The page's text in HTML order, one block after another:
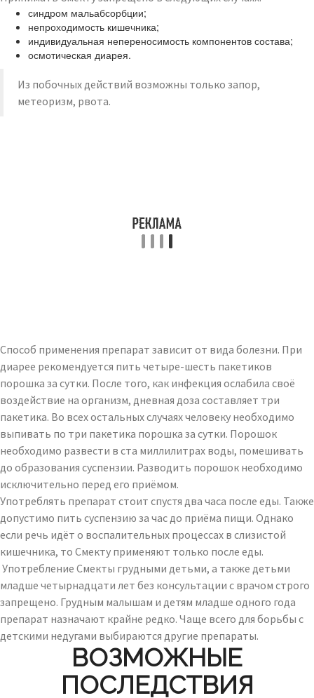
синдром мальабсорбции;
непроходимость кишечника;
индивидуальная непереносимость компонентов состава;
осмотическая диарея.
Из побочных действий возможны только запор,
метеоризм, рвота.
Способ применения препарат зависит от вида болезни. При
диарее рекомендуется пить четыре-шесть пакетиков
порошка за сутки. После того, как инфекция ослабила своё
воздействие на организм, дневная доза составляет три
пакетика. Во всех остальных случаях человеку необходимо
выпивать по три пакетика порошка за сутки. Порошок
необходимо развести в ста миллилитрах воды, помешивать
до образования суспензии. Разводить порошок необходимо
исключительно перед его приёмом.
Употреблять препарат стоит спустя два часа после еды. Также
допустимо пить суспензию за час до приёма пищи. Однако
если речь идёт о воспалительных процессах в слизистой
кишечника, то Смекту применяют только после еды.
Употребление Смекты грудными детьми, а также детьми
младше четырнадцати лет без консультации с врачом строго
запрещено. Грудным малышам и детям младше одного года
препарат назначают крайне редко. Чаще всего для борьбы с
детскими недугами выбираются другие препараты.
ВОЗМОЖНЫЕ
ПОСЛЕДСТВИЯ